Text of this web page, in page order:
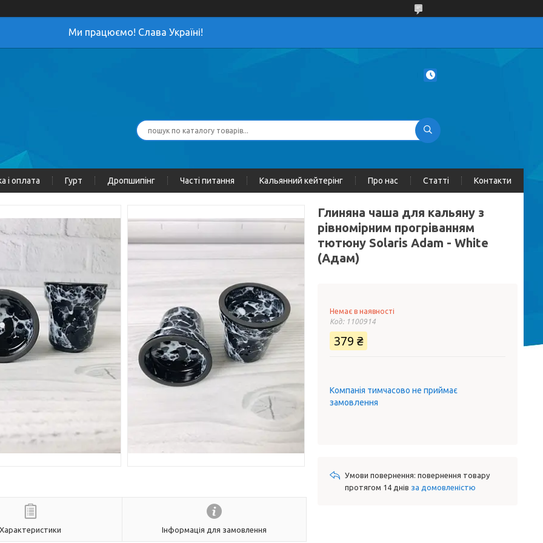
Ми працюємо! Слава Україні!
і оплата Гурт Дропшипінг Часті питання Кальянний кейтерінг Про нас Статті Контакти
Характеристики Інформація для замовлення
Глиняна чаша для кальяну з
рівномірним прогріванням
тютюну Solaris Adam - White
(Адам)
Немає в наявності
Код: 1100914
379 ₴
Компанія тимчасово не приймає
замовлення
повернення товару
протягом 14 днів за домовленістю